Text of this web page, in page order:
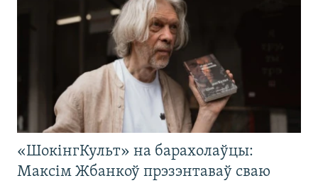
«ШокінгКульт» на барахолаўцы:
Максім Жбанкоў прэзэнтаваў сваю